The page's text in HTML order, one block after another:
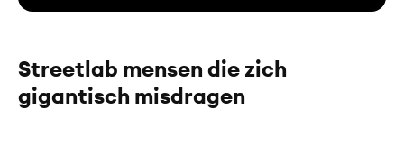
Streetlab mensen die zich
gigantisch misdragen
De weergave van deze video vereist jouw
toestemming voor social media cookies.